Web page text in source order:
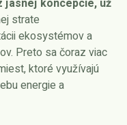
strate
ekosystémov a
Preto sa čoraz viac
ktoré využívajú
energie a